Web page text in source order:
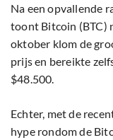
Na een opvallende
toont Bitcoin (BTC)
oktober klom de
prijs en bereikte
$48.500.
Echter, met de
hype rondom de